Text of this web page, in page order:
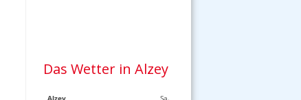
Das Wetter in Alzey